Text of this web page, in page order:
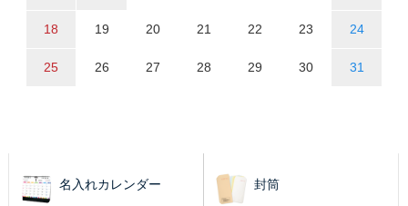
18 19 20 21 22 23 24
25 26 27 28 29 30 31
名入れカレンダー 封筒